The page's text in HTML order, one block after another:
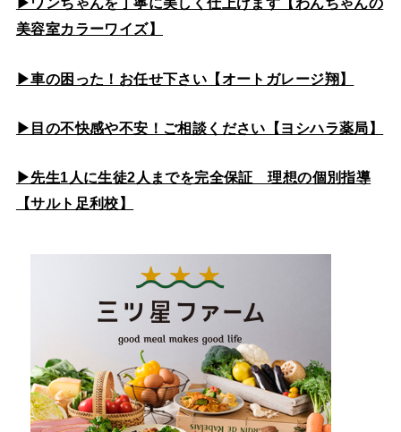
美容室カラーワイズ】
▶車の困った！お任せ下さい【オートガレージ翔】
▶目の不快感や不安！ご相談ください【ヨシハラ薬局】
▶先生1人に生徒2人までを完全保証 理想の個別指導
【サルト足利校】